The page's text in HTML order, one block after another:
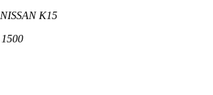
NISSAN K15
1500